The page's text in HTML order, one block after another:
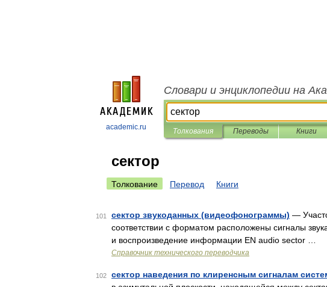
academic.ru
Словари и энциклопедии на
Толкования Переводы Книги
сектор
Толкование Перевод Книги
101 сектор звукоданных (видеофонограммы) —
соответствии с форматом расположены сигналы
и воспроизведение информации EN audio sector …
Справочник технического переводчика
102 сектор наведения по клиренсным сигналам